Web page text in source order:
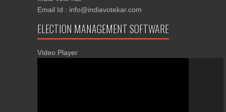
Email Id : info@indiavotekar.com
ELECTION MANAGEMENT SOFTWARE
Video Player